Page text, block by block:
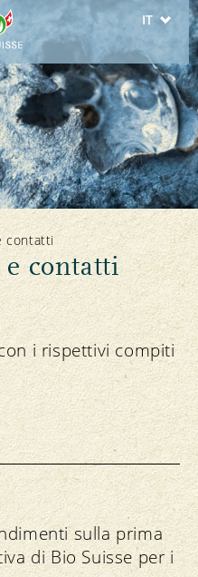
IT
DE
FR
contatti
e contatti
i rispettivi compiti
sulla prima
di Bio Suisse per i